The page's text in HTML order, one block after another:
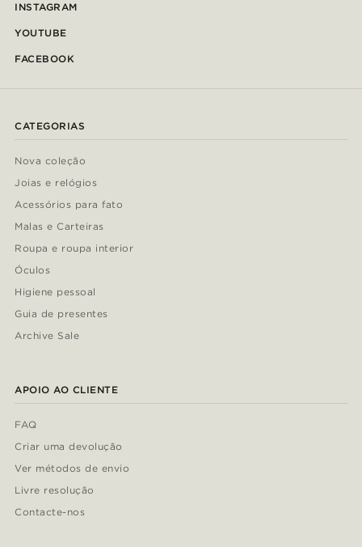
INSTAGRAM
YOUTUBE
FACEBOOK
CATEGORIAS
Nova coleção
Joias e relógios
Acessórios para fato
Malas e Carteiras
Roupa e roupa interior
Óculos
Higiene pessoal
Guia de presentes
Archive Sale
APOIO AO CLIENTE
FAQ
Criar uma devolução
Ver métodos de envio
Livre resolução
Contacte-nos